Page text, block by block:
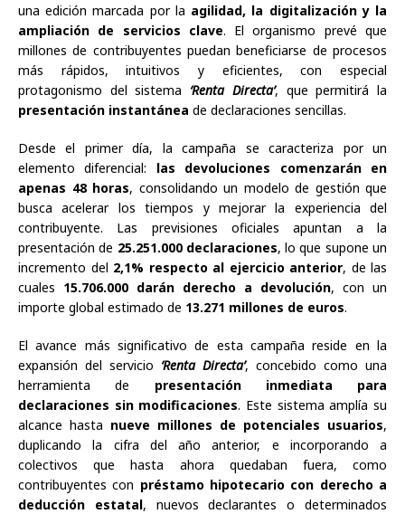
una edición marcada por la agilidad, la digitalización y la
ampliación de servicios clave. El organismo prevé que
millones de contribuyentes puedan beneficiarse de procesos
más rápidos, intuitivos y eficientes, con especial
protagonismo del sistema ‘Renta Directa’, que permitirá la
presentación instantánea de declaraciones sencillas.
Desde el primer día, la campaña se caracteriza por un
elemento diferencial: las devoluciones comenzarán en
apenas 48 horas, consolidando un modelo de gestión que
busca acelerar los tiempos y mejorar la experiencia del
contribuyente. Las previsiones oficiales apuntan a la
presentación de 25.251.000 declaraciones, lo que supone un
incremento del 2,1% respecto al ejercicio anterior, de las
cuales 15.706.000 darán derecho a devolución, con un
importe global estimado de 13.271 millones de euros.
El avance más significativo de esta campaña reside en la
expansión del servicio ‘Renta Directa’, concebido como una
herramienta de presentación inmediata para
declaraciones sin modificaciones. Este sistema amplía su
alcance hasta nueve millones de potenciales usuarios,
duplicando la cifra del año anterior, e incorporando a
colectivos que hasta ahora quedaban fuera, como
contribuyentes con préstamo hipotecario con derecho a
deducción estatal, nuevos declarantes o determinados